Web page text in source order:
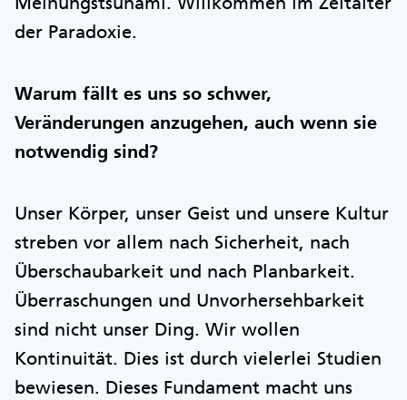
der Paradoxie.
Warum fällt es uns so schwer,
Veränderungen anzugehen, auch wenn sie
notwendig sind?
Unser Körper, unser Geist und unsere Kultur
streben vor allem nach Sicherheit, nach
Überschaubarkeit und nach Planbarkeit.
Überraschungen und Unvorhersehbarkeit
sind nicht unser Ding. Wir wollen
Kontinuität. Dies ist durch vielerlei Studien
bewiesen. Dieses Fundament macht uns